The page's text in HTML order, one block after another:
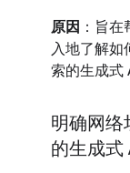
原因 ：旨
入地了解如
索的生成式
明确网络
的生成式